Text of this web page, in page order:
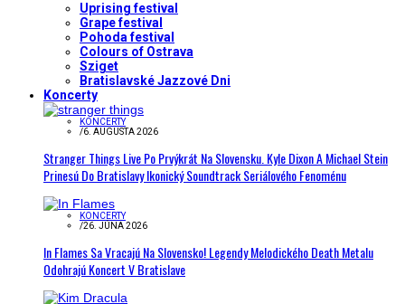
Uprising festival
Grape festival
Pohoda festival
Colours of Ostrava
Sziget
Bratislavské Jazzové Dni
Koncerty
KONCERTY
/6. AUGUSTA 2026
Stranger Things Live Po Prvýkrát Na Slovensku. Kyle Dixon A Michael Stein
Prinesú Do Bratislavy Ikonický Soundtrack Seriálového Fenoménu
KONCERTY
/26. JÚNA 2026
In Flames Sa Vracajú Na Slovensko! Legendy Melodického Death Metalu
Odohrajú Koncert V Bratislave